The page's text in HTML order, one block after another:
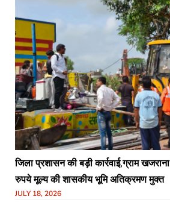
जिला प्रशासन की बड़ी कार्रवाई,ग्राम
रुपये मूल्य की शासकीय भूमि अतिक्रमण मुक्त
JULY 18, 2026